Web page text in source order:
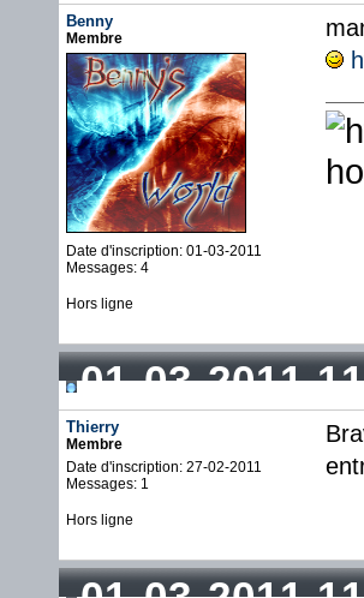
Benny
Membre
Date d'inscription: 01-03-2011
Messages: 4
Hors ligne
01-03-2011
Thierry
Membre
Date d'inscription: 27-02-2011
Messages: 1
Hors ligne